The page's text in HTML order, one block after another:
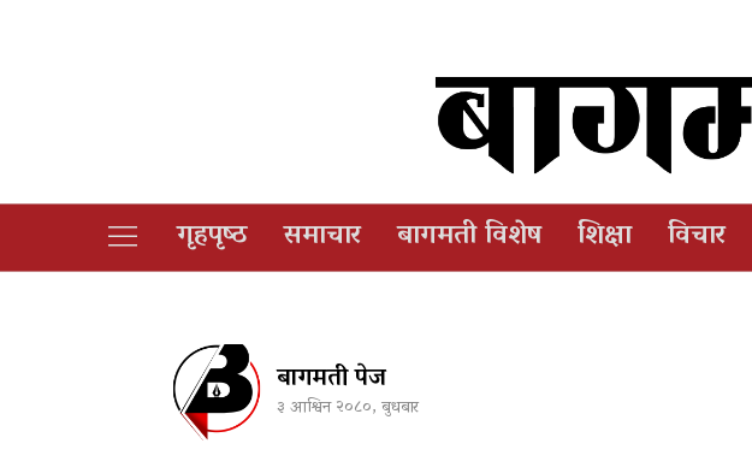
गृहपृष्‍ठ समाचार बागमती विशेष शिक्षा विचार
बागमती पेज
३ आश्विन २०८०, बुधबार